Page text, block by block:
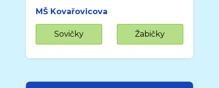
MŠ Kovařovicova
Sovičky Žabičky